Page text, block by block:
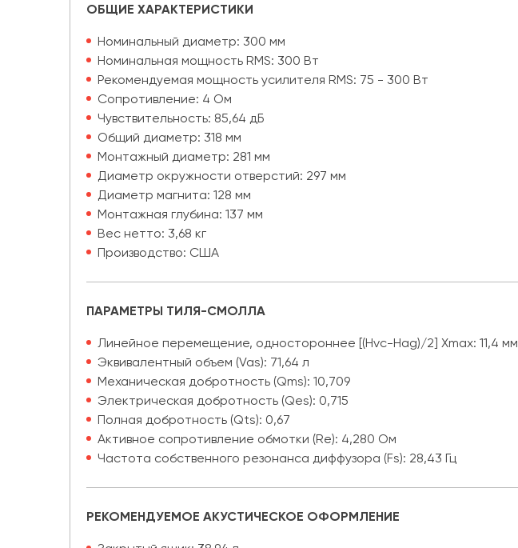
ОБЩИЕ ХАРАКТЕРИСТИКИ
Номинальный диаметр: 300 мм
Номинальная мощность RMS: 300 Вт
Рекомендуемая мощность усилителя RMS: 75 - 300 Вт
Сопротивление: 4 Ом
Чувствительность: 85,64 дБ
Общий диаметр: 318 мм
Монтажный диаметр: 281 мм
Диаметр окружности отверстий: 297 мм
Диаметр магнита: 128 мм
Монтажная глубина: 137 мм
Вес нетто: 3,68 кг
Производство: США
ПАРАМЕТРЫ ТИЛЯ-СМОЛЛА
Линейное перемещение, одностороннее [(Hvc-Hag)/2] Xmax: 11,4 мм
Эквивалентный объем (Vas): 71,64 л
Механическая добротность (Qms): 10,709
Электрическая добротность (Qes): 0,715
Полная добротность (Qts): 0,67
Активное сопротивление обмотки (Re): 4,280 Ом
Частота собственного резонанса диффузора (Fs): 28,43 Гц
РЕКОМЕНДУЕМОЕ АКУСТИЧЕСКОЕ ОФОРМЛЕНИЕ